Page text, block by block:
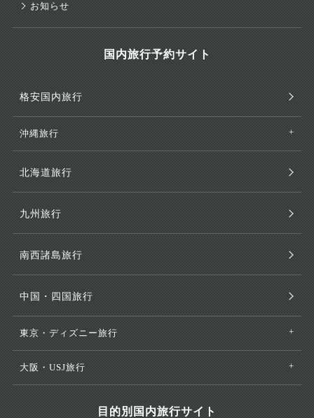
お知らせ
国内旅行予約サイト
格安国内旅行
沖縄旅行
北海道旅行
九州旅行
南西諸島旅行
中国・四国旅行
東京・ディズニー旅行
大阪・USJ旅行
目的別国内旅行サイト